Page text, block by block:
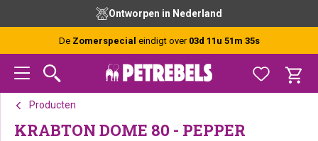
hoofdnavigatie
hoofd
inhoud
voettekst
Ontworpen in Nederland
De Zomerspecial eindigt over 03d 11u 51m 34s
Producten
KRABTON DOME 80 - PEPPER